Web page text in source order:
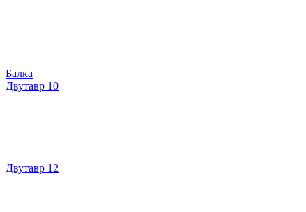
Балка
Двутавр 10
Двутавр 12